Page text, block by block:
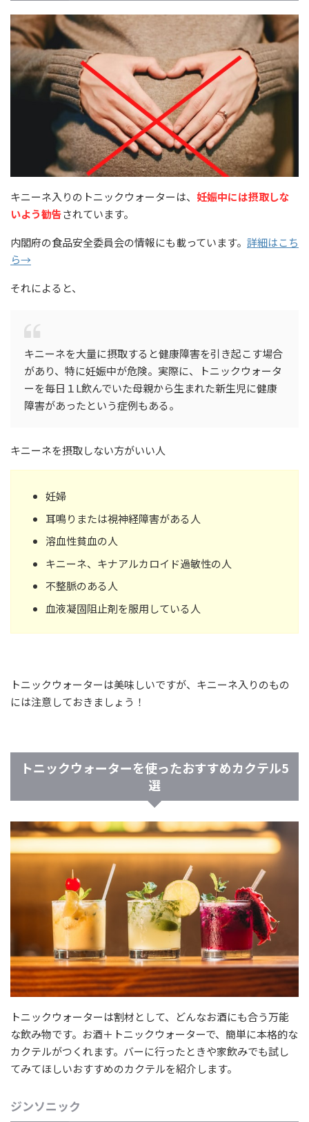
キニーネ入りのトニックウォーターは、 妊娠中には摂取しな
いよう勧告されています。
内閣府の食品安全委員会の情報にも載っています。 詳細はこち
ら→
それによると、
キニーネを大量に摂取すると健康障害を引き起こす場合
があり、特に妊娠中が危険。実際に、トニックウォータ
ーを毎日１L飲んでいた母親から生まれた新生児に健康
障害があったという症例もある。
キニーネを摂取しない方がいい人
妊婦
耳鳴りまたは視神経障害がある人
溶血性貧血の人
キニーネ、キナアルカロイド過敏性の人
不整脈のある人
血液凝固阻止剤を服用している人
トニックウォーターは美味しいですが、キニーネ入りのもの
には注意しておきましょう！
トニックウォーターを使ったおすすめカクテル5
選
トニックウォーターは割材として、どんなお酒にも合う万能
な飲み物です。お酒＋トニックウォーターで、簡単に本格的な
カクテルがつくれます。バーに行ったときや家飲みでも試し
てみてほしいおすすめのカクテルを紹介します。
ジンソニック